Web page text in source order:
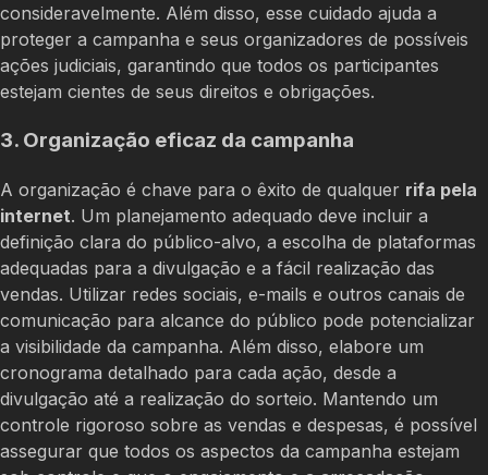
consideravelmente. Além disso, esse cuidado ajuda a
proteger a campanha e seus organizadores de possíveis
ações judiciais, garantindo que todos os participantes
estejam cientes de seus direitos e obrigações.
3. Organização eficaz da campanha
A organização é chave para o êxito de qualquer rifa pela
internet. Um planejamento adequado deve incluir a
definição clara do público-alvo, a escolha de plataformas
adequadas para a divulgação e a fácil realização das
vendas. Utilizar redes sociais, e-mails e outros canais de
comunicação para alcance do público pode potencializar
a visibilidade da campanha. Além disso, elabore um
cronograma detalhado para cada ação, desde a
divulgação até a realização do sorteio. Mantendo um
controle rigoroso sobre as vendas e despesas, é possível
assegurar que todos os aspectos da campanha estejam